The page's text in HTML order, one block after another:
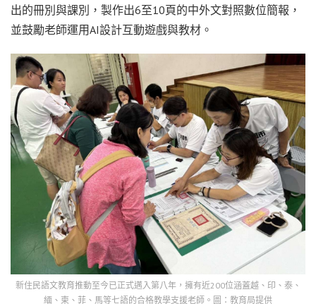
出的冊別與課別，製作出6至10頁的中外文對照數位簡報，
並鼓勵老師運用AI設計互動遊戲與教材。
新住民語文教育推動至今已正式邁入第八年，擁有近200位涵蓋越、印、泰、
緬、柬、菲、馬等七語的合格教學支援老師。圖：教育局提供